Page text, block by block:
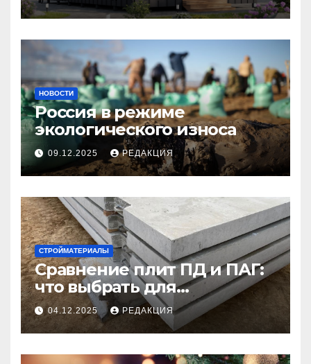
НОВОСТИ
Россия в режиме
экологического износа
09.12.2025 РЕДАКЦИЯ
СТРОЙМАТЕРИАЛЫ
Сравнение плит ПД и ПАГ:
что выбрать для
долговечного и прочного
покрытия
04.12.2025 РЕДАКЦИЯ